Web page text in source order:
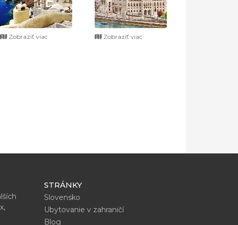
Zobraziť viac Zobraziť viac
STRÁNKY
Slovensko
Ubytovanie v zahraničí
Blog